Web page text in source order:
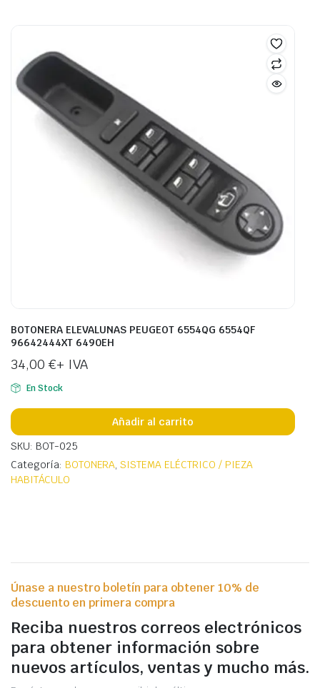
BOTONERA ELEVALUNAS PEUGEOT 6554QG 6554QF
96642444XT 6490EH
34,00 €+ IVA
En Stock
Añadir al carrito
SKU: BOT-025
Categoría: BOTONERA,SISTEMA ELÉCTRICO / PIEZA
HABITÁCULO
Únase a nuestro boletín para obtener 10% de
descuento en primera compra
Reciba nuestros correos electrónicos
para obtener información sobre
nuevos artículos, ventas y mucho más.